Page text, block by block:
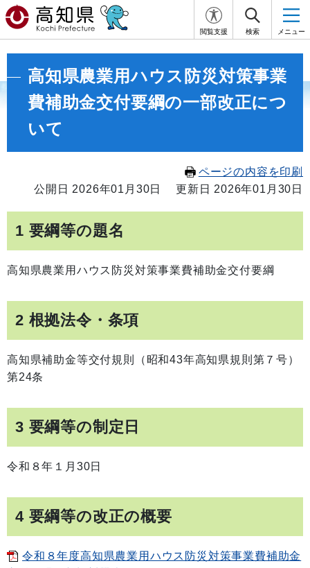
閲覧支援 検索 メニュー
高知県農業用ハウス防災対策事業
費補助金交付要綱の一部改正につ
いて
ページの内容を印刷
公開日 2026年01月30日
更新日 2026年01月30日
1 要綱等の題名
高知県農業用ハウス防災対策事業費補助金交付要綱
2 根拠法令・条項
高知県補助金等交付規則（昭和43年高知県規則第７号）
第24条
3 要綱等の制定日
令和８年１月30日
4 要綱等の改正の概要
令和８年度高知県農業用ハウス防災対策事業費補助金